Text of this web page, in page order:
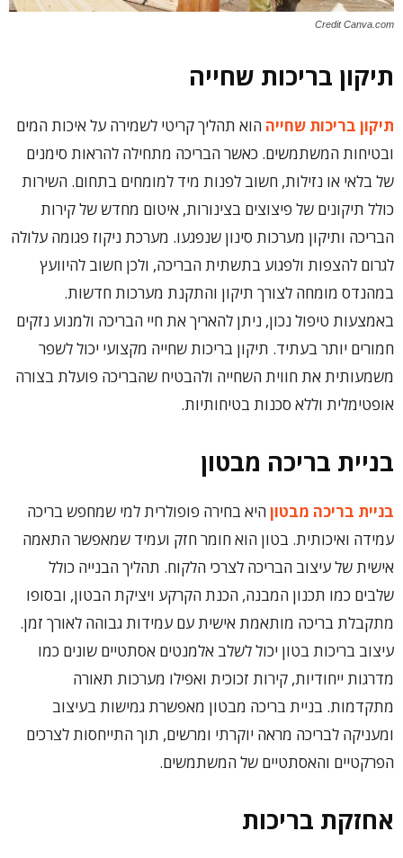
Credit Canva.com
תיקון בריכות שחייה
תיקון בריכות שחייה הוא תהליך קריטי לשמירה על איכות המים
ובטיחות המשתמשים. כאשר הבריכה מתחילה להראות סימנים
של בלאי או נזילות, חשוב לפנות מיד למומחים בתחום. השירות
כולל תיקונים של פיצוצים בצינורות, איטום מחדש של קירות
הבריכה ותיקון מערכות סינון שנפגעו. מערכת ניקוז פגומה עלולה
לגרום להצפות ולפגוע בתשתית הבריכה, ולכן חשוב להיוועץ
במהנדס מומחה לצורך תיקון והתקנת מערכות חדשות.
באמצעות טיפול נכון, ניתן להאריך את חיי הבריכה ולמנוע נזקים
חמורים יותר בעתיד. תיקון בריכות שחייה מקצועי יכול לשפר
משמעותית את חווית השחייה ולהבטיח שהבריכה פועלת בצורה
אופטימלית וללא סכנות בטיחותיות.
בניית בריכה מבטון
בניית בריכה מבטוןהיא בחירה פופולרית למי שמחפש בריכה
עמידה ואיכותית. בטון הוא חומר חזק ועמיד שמאפשר התאמה
אישית של עיצוב הבריכה לצרכי הלקוח. תהליך הבנייה כולל
שלבים כמו תכנון המבנה, הכנת הקרקע ויציקת הבטון, ובסופו
מתקבלת בריכה מותאמת אישית עם עמידות גבוהה לאורך זמן.
עיצוב בריכות בטון יכול לשלב אלמנטים אסתטיים שונים כמו
מדרגות ייחודיות, קירות זכוכית ואפילו מערכות תאורה
מתקדמות. בניית בריכה מבטון מאפשרת גמישות בעיצוב
ומעניקה לבריכה מראה יוקרתי ומרשים, תוך התייחסות לצרכים
הפרקטיים והאסתטיים של המשתמשים.
אחזקת בריכות